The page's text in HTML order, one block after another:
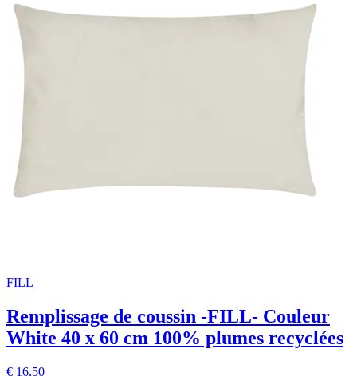
FILL
Remplissage de coussin -FILL- Couleur
White 40 x 60 cm 100% plumes recyclées
€ 16,50